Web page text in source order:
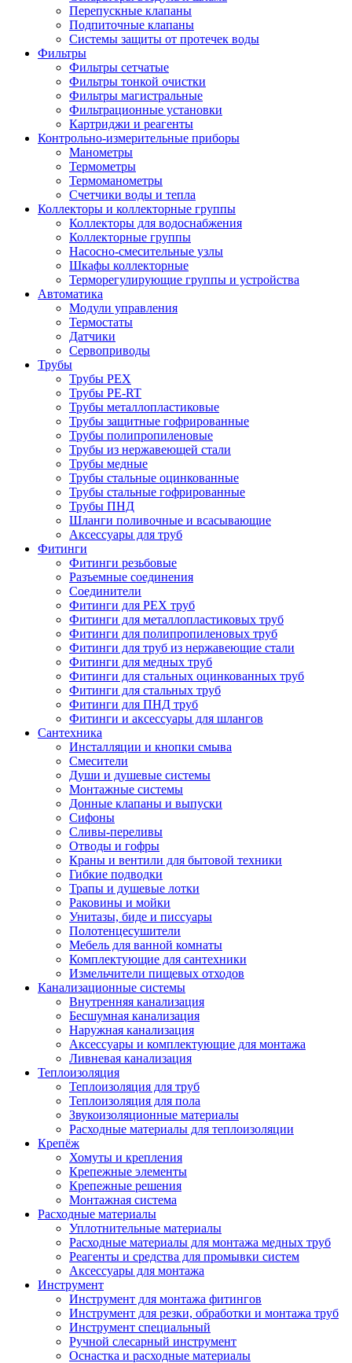
Перепускные клапаны
Подпиточные клапаны
Системы защиты от протечек воды
Фильтры
Фильтры сетчатые
Фильтры тонкой очистки
Фильтры магистральные
Фильтрационные установки
Картриджи и реагенты
Контрольно-измерительные приборы
Манометры
Термометры
Термоманометры
Счетчики воды и тепла
Коллекторы и коллекторные группы
Коллекторы для водоснабжения
Коллекторные группы
Насосно-смесительные узлы
Шкафы коллекторные
Терморегулирующие группы и устройства
Автоматика
Модули управления
Термостаты
Датчики
Сервоприводы
Трубы
Трубы PEX
Трубы PE-RT
Трубы металлопластиковые
Трубы защитные гофрированные
Трубы полипропиленовые
Трубы из нержавеющей стали
Трубы медные
Трубы стальные оцинкованные
Трубы стальные гофрированные
Трубы ПНД
Шланги поливочные и всасывающие
Аксессуары для труб
Фитинги
Фитинги резьбовые
Разъемные соединения
Соединители
Фитинги для PEX труб
Фитинги для металлопластиковых труб
Фитинги для полипропиленовых труб
Фитинги для труб из нержавеющие стали
Фитинги для медных труб
Фитинги для стальных оцинкованных труб
Фитинги для стальных труб
Фитинги для ПНД труб
Фитинги и аксессуары для шлангов
Сантехника
Инсталляции и кнопки смыва
Смесители
Души и душевые системы
Монтажные системы
Донные клапаны и выпуски
Сифоны
Сливы-переливы
Отводы и гофры
Краны и вентили для бытовой техники
Гибкие подводки
Трапы и душевые лотки
Раковины и мойки
Унитазы, биде и писсуары
Полотенцесушители
Мебель для ванной комнаты
Комплектующие для сантехники
Измельчители пищевых отходов
Канализационные системы
Внутренняя канализация
Бесшумная канализация
Наружная канализация
Аксессуары и комплектующие для монтажа
Ливневая канализация
Теплоизоляция
Теплоизоляция для труб
Теплоизоляция для пола
Звукоизоляционные материалы
Расходные материалы для теплоизоляции
Крепёж
Хомуты и крепления
Крепежные элементы
Крепежные решения
Монтажная система
Расходные материалы
Уплотнительные материалы
Расходные материалы для монтажа медных труб
Реагенты и средства для промывки систем
Аксессуары для монтажа
Инструмент
Инструмент для монтажа фитингов
Инструмент для резки, обработки и монтажа труб
Инструмент специальный
Ручной слесарный инструмент
Оснастка и расходные материалы